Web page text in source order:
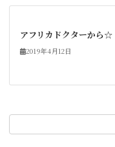
アフリカドクターから☆
2019年4月12日